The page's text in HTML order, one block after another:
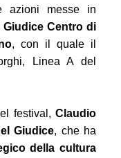
azioni messe in
Giudice Centro di
, con il quale il
Linea A del
festival, Claudio
Giudice, che ha
della cultura